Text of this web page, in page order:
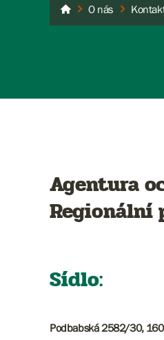
AOPK ČR
O nás
Agentura
Regionální
Sídlo:
Podbabská 2582/30,